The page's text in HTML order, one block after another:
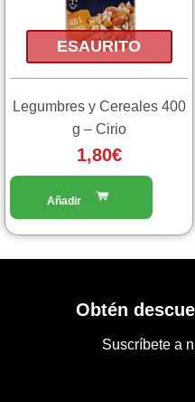
ESAURITO
Legumbres y Cereales 400
g – Cirio
1,80€
Obtén
Suscríbete a